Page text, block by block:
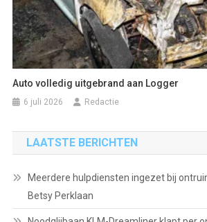
Auto volledig uitgebrand aan Logger
6 juli 2026 Redactie
LAATSTE BERICHTEN
Meerdere hulpdiensten ingezet bij
Betsy Perklaan